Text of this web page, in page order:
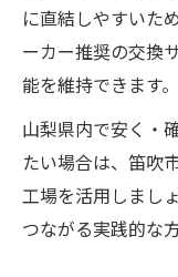
に直結しやすいた
ーカー推奨の交換
能を維持できます。
山梨県内で安く・
たい場合は、笛吹
工場を活用しまし
つながる実践的な